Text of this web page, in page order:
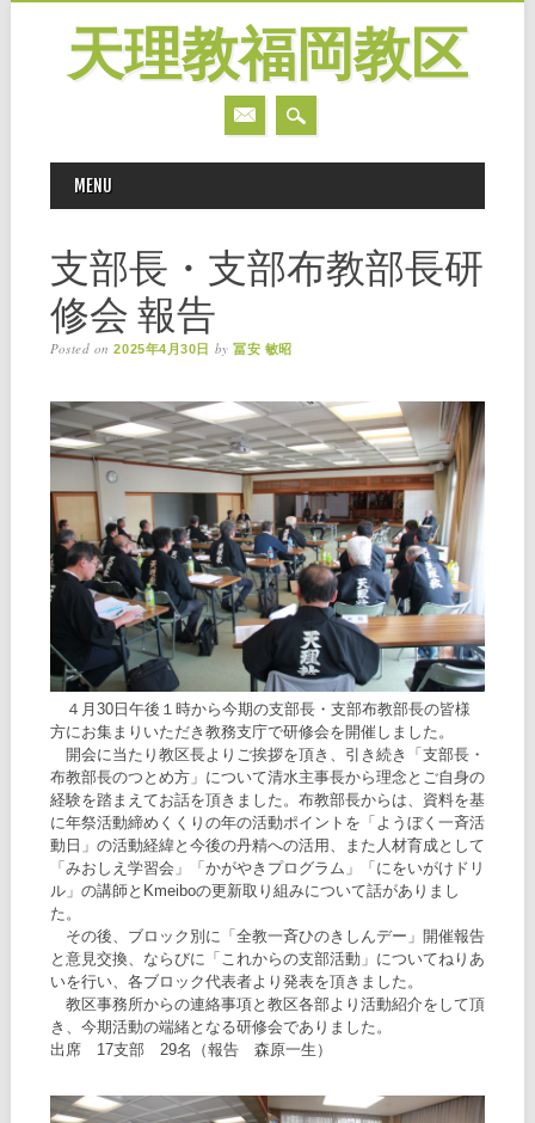
天理教福岡教区
MAIN MENU
MENU
支部長・支部布教部長研
修会 報告
Posted on2025年4月30日 by冨安 敏昭
４月30日午後１時から今期の支部長・支部布教部長の皆様
方にお集まりいただき教務支庁で研修会を開催しました。
開会に当たり教区長よりご挨拶を頂き、引き続き「支部長・
布教部長のつとめ方」について清水主事長から理念とご自身の
経験を踏まえてお話を頂きました。布教部長からは、資料を基
に年祭活動締めくくりの年の活動ポイントを「ようぼく一斉活
動日」の活動経緯と今後の丹精への活用、また人材育成として
「みおしえ学習会」「かがやきプログラム」「にをいがけドリ
ル」の講師とKmeiboの更新取り組みについて話がありまし
た。
その後、ブロック別に「全教一斉ひのきしんデー」開催報告
と意見交換、ならびに「これからの支部活動」についてねりあ
いを行い、各ブロック代表者より発表を頂きました。
教区事務所からの連絡事項と教区各部より活動紹介をして頂
き、今期活動の端緒となる研修会でありました。
出席 17支部 29名（報告 森原一生）